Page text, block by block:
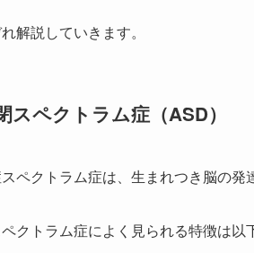
解説していきます。
スペクトラム症（ASD）
ペクトラム症は、生まれつき脳の発
クトラム症によく見られる特徴は以